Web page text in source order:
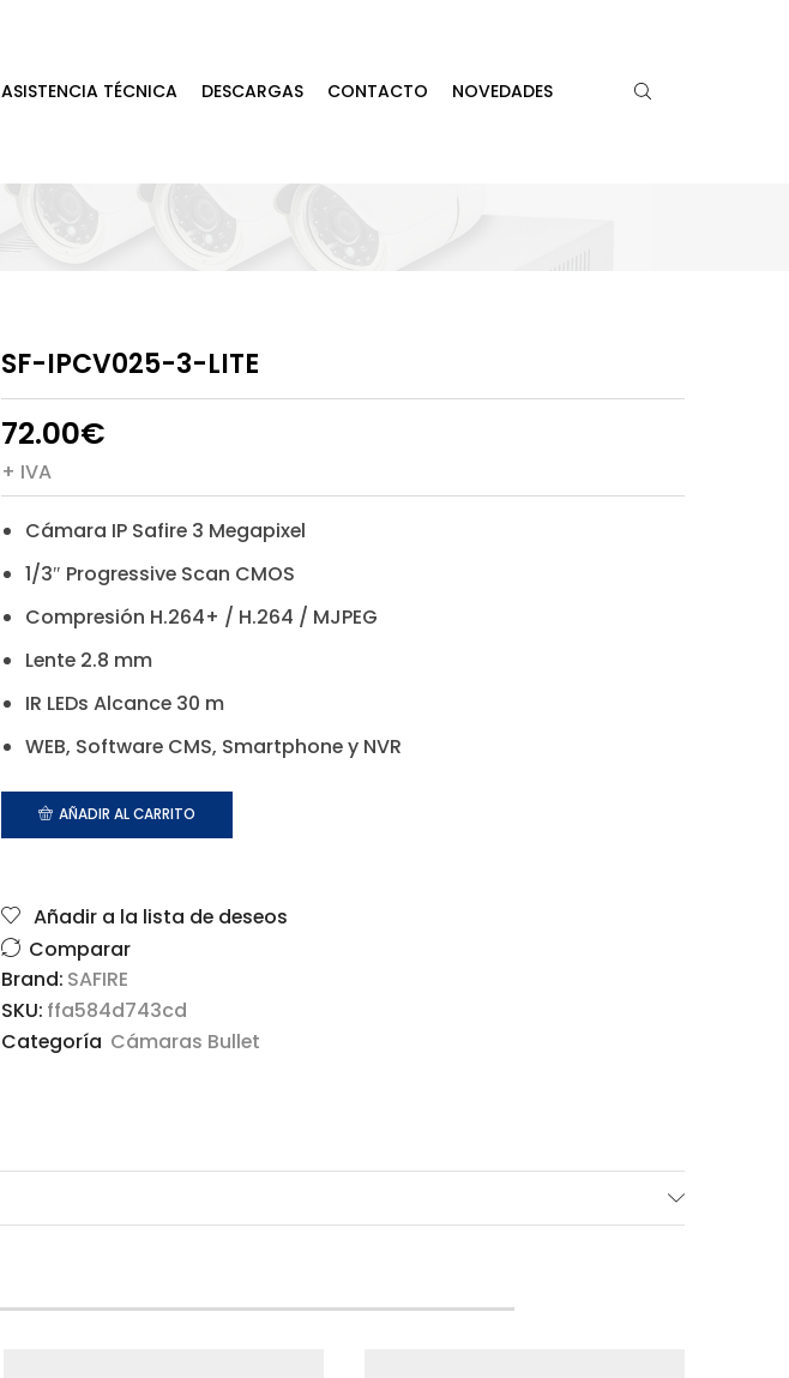
ASISTENCIA TÉCNICA DESCARGAS CONTACTO NOVEDADES
SF-IPCV025-3-LITE
72.00€
+ IVA
Cámara IP Safire 3 Megapixel
1/3″ Progressive Scan CMOS
Compresión H.264+ / H.264 / MJPEG
Lente 2.8 mm
IR LEDs Alcance 30 m
WEB, Software CMS, Smartphone y NVR
AÑADIR AL CARRITO
Añadir a la lista de deseos
Comparar
Brand: SAFIRE
SKU: ffa584d743cd
Categoría Cámaras Bullet